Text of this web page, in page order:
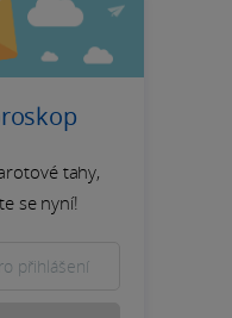
tahy,
se nyní!